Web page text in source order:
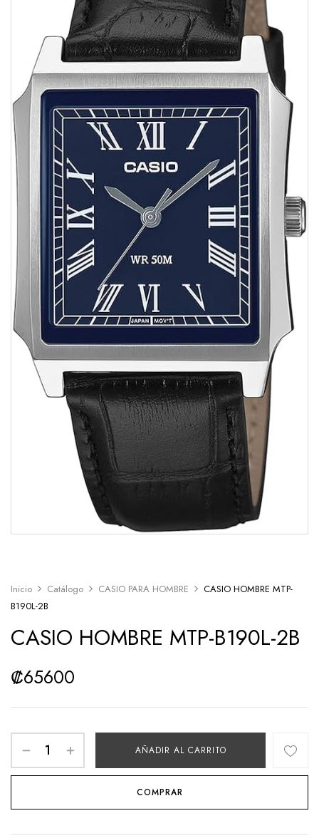
Inicio Catálogo CASIO PARA HOMBRE
CASIO HOMBRE MTP-
B190L-2B
CASIO HOMBRE MTP-B190L-2B
₡65600
AÑADIR AL CARRITO
COMPRAR